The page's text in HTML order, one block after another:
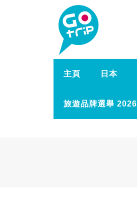
主頁 日本
旅遊品牌選舉 2026